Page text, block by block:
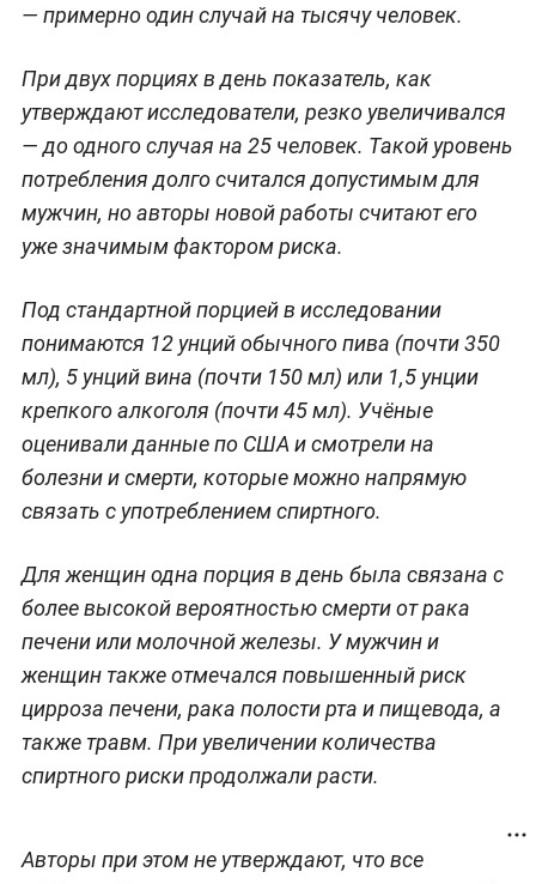
— примерно один случай на тысячу человек.
При двух порциях в день показатель, как
утверждают исследователи, резко увеличивался
— до одного случая на 25 человек. Такой уровень
потребления долго считался допустимым для
мужчин, но авторы новой работы считают его
уже значимым фактором риска.
Под стандартной порцией в исследовании
понимаются 12 унций обычного пива (почти 350
мл), 5 унций вина (почти 150 мл) или 1,5 унции
крепкого алкоголя (почти 45 мл). Учёные
оценивали данные по США и смотрели на
болезни и смерти, которые можно напрямую
связать с употреблением спиртного.
Для женщин одна порция в день была связана с
более высокой вероятностью смерти от рака
печени или молочной железы. У мужчин и
женщин также отмечался повышенный риск
цирроза печени, рака полости рта и пищевода, а
также травм. При увеличении количества
спиртного риски продолжали расти.
Авторы при этом не утверждают, что все